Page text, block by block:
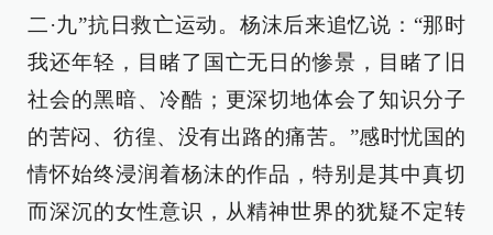
二·九”抗日救亡运动。杨沫后来追忆说：“那时
我还年轻，目睹了国亡无日的惨景，目睹了旧
社会的黑暗、冷酷；更深切地体会了知识分子
的苦闷、彷徨、没有出路的痛苦。”感时忧国的
情怀始终浸润着杨沫的作品，特别是其中真切
而深沉的女性意识，从精神世界的犹疑不定转